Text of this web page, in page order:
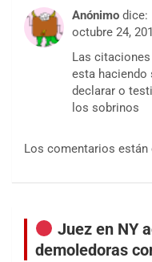
Anónimo dice:
octubre 24,
Las
esta haciendo
declarar o
los sobrinos
Los comentarios están
Juez en NY
demoledoras